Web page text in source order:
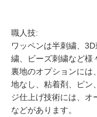
職人技:
ワッペンは半刺繍、
繍、ビーズ刺繍など様
裏地のオプションには
地なし、粘着剤、ピン
ジ仕上げ技術には、オ
などがあります。